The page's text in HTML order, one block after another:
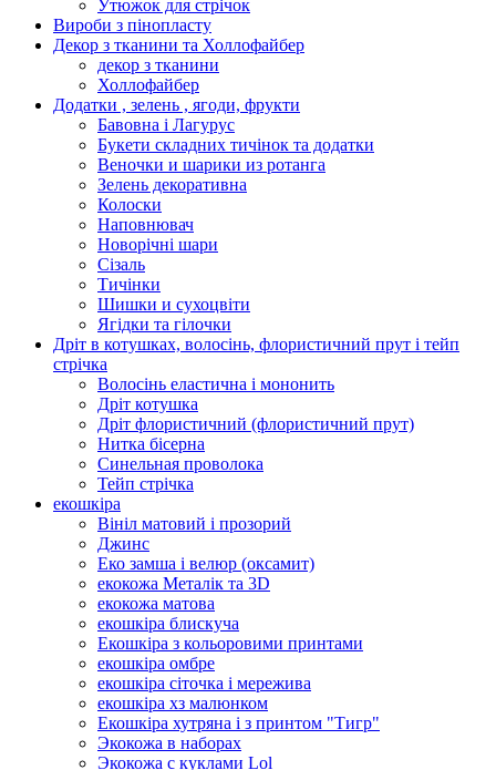
Утюжок для стрічок
Вироби з пінопласту
Декор з тканини та Холлофайбер
декор з тканини
Холлофайбер
Додатки , зелень , ягоди, фрукти
Бавовна і Лагурус
Букети складних тичінок та додатки
Веночки и шарики из ротанга
Зелень декоративна
Колоски
Наповнювач
Новорічні шари
Сізаль
Тичінки
Шишки и сухоцвіти
Ягідки та гілочки
Дріт в котушках, волосінь, флористичний прут і тейп
стрічка
Волосінь еластична і мононить
Дріт котушка
Дріт флористичний (флористичний прут)
Нитка бісерна
Синельная проволока
Тейп стрічка
екошкіра
Вініл матовий і прозорий
Джинс
Еко замша і велюр (оксамит)
екокожа Металік та 3D
екокожа матова
екошкіра блискуча
Екошкіра з кольоровими принтами
екошкіра омбре
екошкіра сіточка і мережива
екошкіра хз малюнком
Екошкіра хутряна і з принтом "Тигр"
Экокожа в наборах
Экокожа с куклами Lol